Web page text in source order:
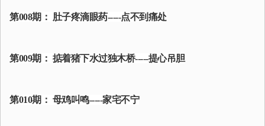
第008期： 肚子疼滴眼药-----点不到痛处
第009期： 掂着猪下水过独木桥-----提心吊胆
第010期： 母鸡叫鸣-----家宅不宁